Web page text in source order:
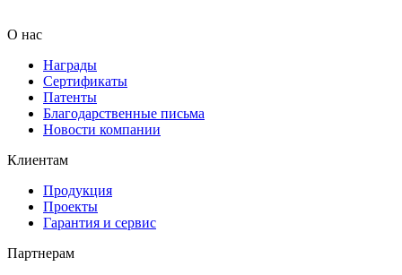
О нас
Награды
Сертификаты
Патенты
Благодарственные письма
Новости компании
Клиентам
Продукция
Проекты
Гарантия и сервис
Партнерам